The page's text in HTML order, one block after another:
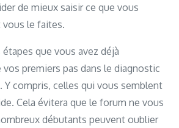
de mieux saisir ce que vous
le faites.
que vous avez déjà
premiers pas dans le diagnostic
Y compris, celles qui vous semblent
Cela évitera que le forum ne vous
débutants peuvent oublier